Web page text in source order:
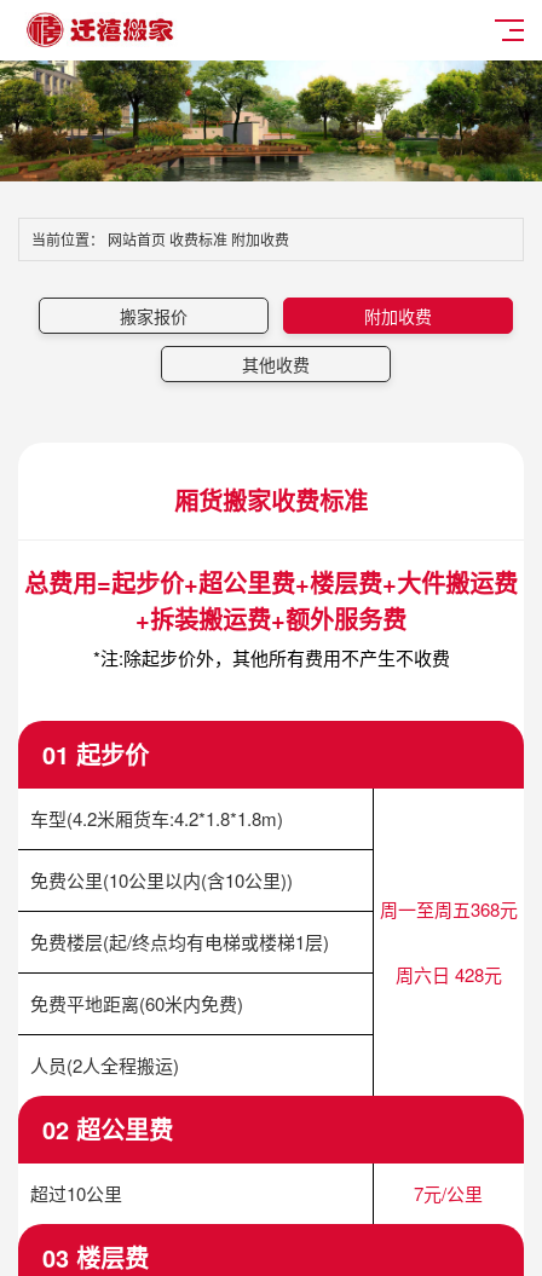
当前位置： 网站首页 收费标准 附加收费
搬家报价
附加收费
其他收费
厢货搬家收费标准
总费用=起步价+超公里费+楼层费+大件搬运费
+拆装搬运费+额外服务费
*注:除起步价外，其他所有费用不产生不收费
01 起步价
车型(4.2米厢货车:4.2*1.8*1.8m)
免费公里(10公里以内(含10公里))
免费楼层(起/终点均有电梯或楼梯1层)
免费平地距离(60米内免费)
人员(2人全程搬运)
周一至周五368元
周六日 428元
02 超公里费
超过10公里 7元/公里
03 楼层费